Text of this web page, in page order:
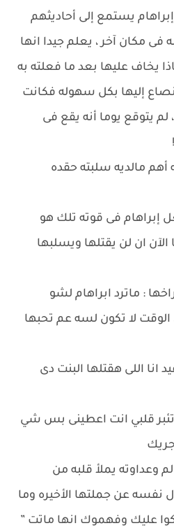
يستمع إلى أحاديثهم
مكان آخر ، يعلم جيدا انها
يخاف عليها بعد ما فعلته به
إليها بكل سهوله فكانت
يتوقع يوما أنه يقع فى
أهم مالديه سلبته حقده
إبراهام فى قوته تلك هو
الآن ان لن يقتلها ويسلبها
: ماترد ابراهام لشو
لا تكون لسه عم تحبها
انا اللى هقتلها البنت دى
تئبر قلبي انت اعطينى بس شي
وعداوته يملأ قلبه من
نفسه عن جملتها الأخيره وما
عليك وفهموك انها ماتت ”